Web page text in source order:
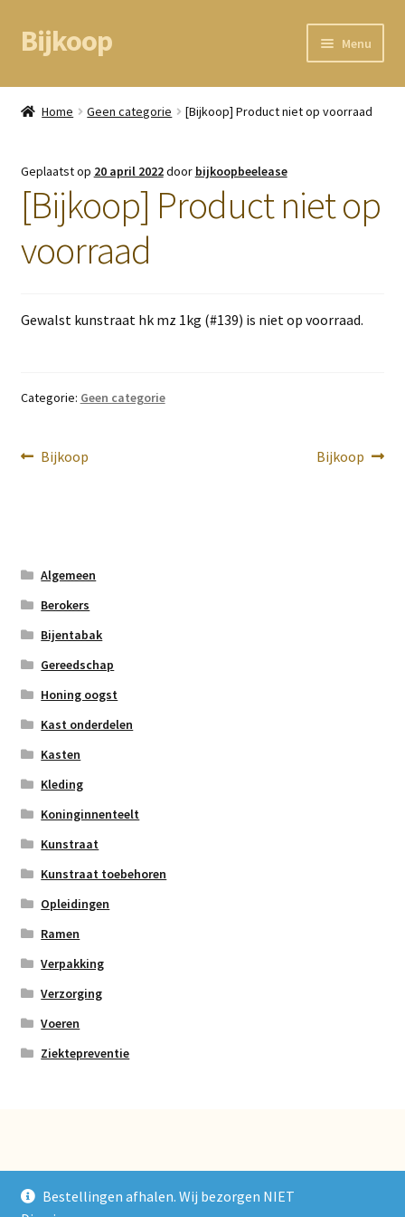
Bestellingen afhalen. Wij bezorgen NIET
Ga
door
navigatie
Ga
direct
de
inhoud
Bijkoop Menu
Home
Kassa
Mandje
Home Geen categorie [Bijkoop] Product niet op voorraad
Geplaatst op 20 april 2022door bijkoopbeelease
[Bijkoop] Product niet op
voorraad
Gewalst kunstraat hk mz 1kg (#139) is niet op voorraad.
Categorie: Geen categorie
Bericht
Vorig
Bijkoop
Volgend
Bijkoop
Algemeen
Berokers
Bijentabak
Gereedschap
Honing oogst
Kast onderdelen
Kasten
Kleding
Koninginnenteelt
Kunstraat
Kunstraat toebehoren
Opleidingen
Ramen
Verpakking
Verzorging
Voeren
Ziektepreventie
Gebouwd met Storefront & WooCommerce .